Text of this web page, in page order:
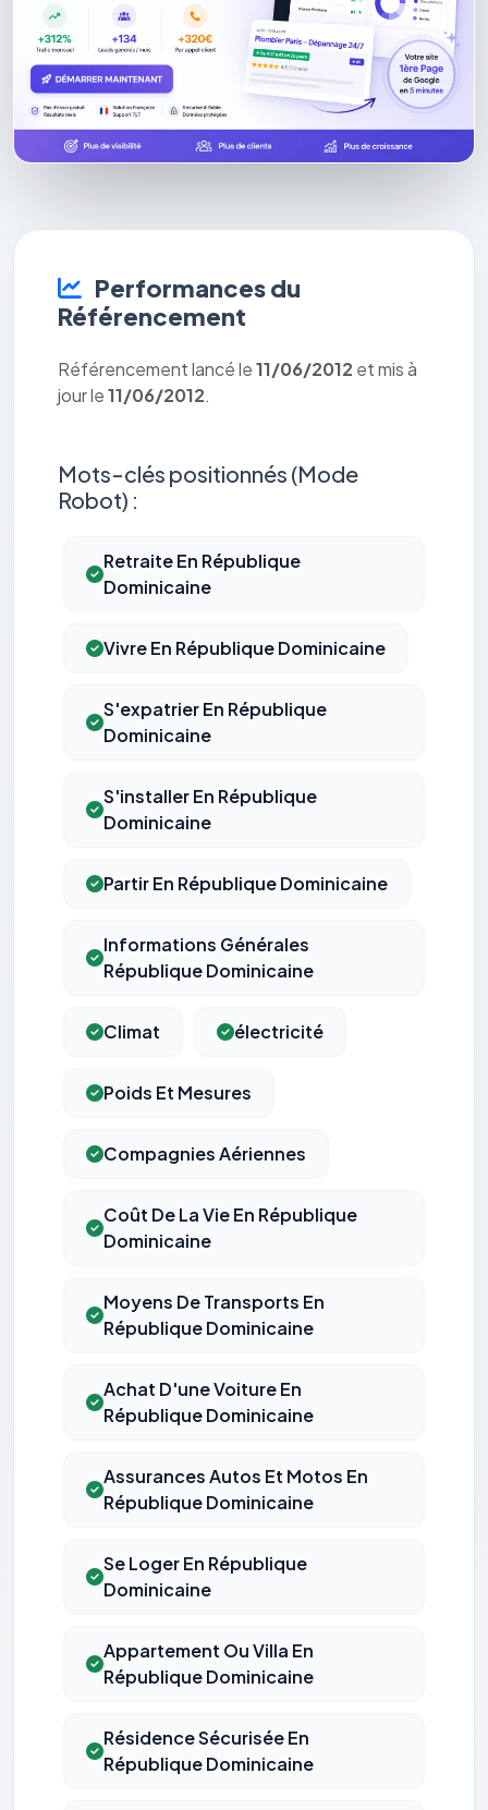
Performances du
Référencement
Référencement lancé le11/06/2012 et mis à
jour le11/06/2012.
Mots-clés positionnés (Mode
Robot) :
Retraite En République
Dominicaine
Vivre En République Dominicaine
S'expatrier En République
Dominicaine
S'installer En République
Dominicaine
Partir En République Dominicaine
Informations Générales
République Dominicaine
Climat électricité
Poids Et Mesures
Compagnies Aériennes
Coût De La Vie En République
Dominicaine
Moyens De Transports En
République Dominicaine
Achat D'une Voiture En
République Dominicaine
Assurances Autos Et Motos En
République Dominicaine
Se Loger En République
Dominicaine
Appartement Ou Villa En
République Dominicaine
Résidence Sécurisée En
République Dominicaine